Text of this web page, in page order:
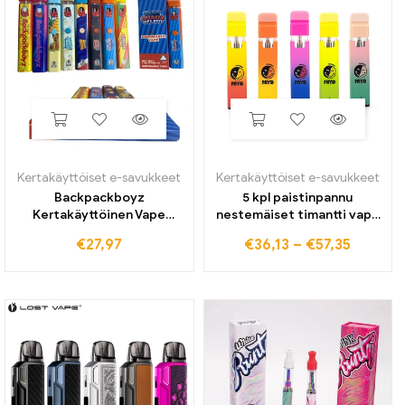
Kertakäyttöiset e-savukkeet
Backpackboyz
Kertakäyttöinen Vape
tyhjä elektroninen savuke
€27,97
Kertakäyttöiset e-savukkeet
5 kpl paistinpannu
nestemäiset timantti vape
paksuja öljykärryjä ja
pakkauksella
€36,13 – €57,35